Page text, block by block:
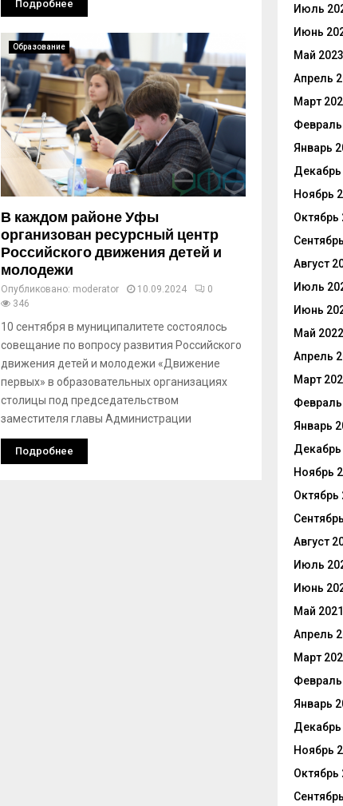
Подробнее
Образование
В каждом районе Уфы
организован ресурсный центр
Российского движения детей и
молодежи
Опубликовано: moderator 10.09.2024
0
346
10 сентября в муниципалитете состоялось
совещание по вопросу развития Российского
движения детей и молодежи «Движение
первых» в образовательных организациях
столицы под председательством
заместителя главы Администрации
Подробнее
Июль
Июнь
Май 2023
Апрель
Март
Февраль
Январь
Декабрь
Ноябрь
Октябрь
Август
Июль
Июнь
Май 2022
Апрель
Март
Февраль
Январь
Декабрь
Ноябрь
Октябрь
Август
Июль
Июнь
Май 2021
Апрель
Март
Февраль
Январь
Декабрь
Ноябрь
Октябрь